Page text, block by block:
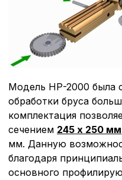
Модель НР-2000 была
обработки бруса
комплектация
сечением 245 х 250 мм
мм. Данную
благодаря
основного